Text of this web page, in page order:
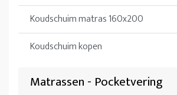
Koudschuim matras 160x200
Koudschuim kopen
Matrassen - Pocketvering